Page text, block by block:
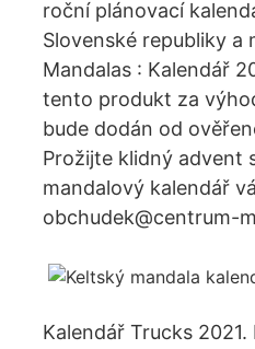
roční plánovací
Slovenské republiky a
Mandalas : Kalendář
tento produkt za
bude dodán od
Prožijte klidný advent
mandalový kalendář
obchudek@centrum-
Kalendář Trucks